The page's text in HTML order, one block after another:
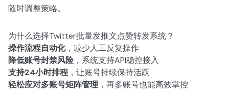
随时调整策略。
为什么选择Twitter批量发推文点赞转发系统？
操作流程自动化，减少人工反复操作
降低账号封禁风险，系统支持API稳控接入
支持24小时排程 ，让账号持续保持活跃
轻松应对多账号矩阵管理 ，再多账号也能高效掌控